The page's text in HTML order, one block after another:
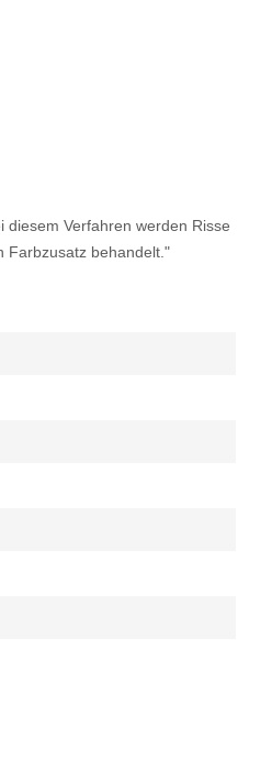
Verfahren werden Risse
Farbzusatz behandelt."